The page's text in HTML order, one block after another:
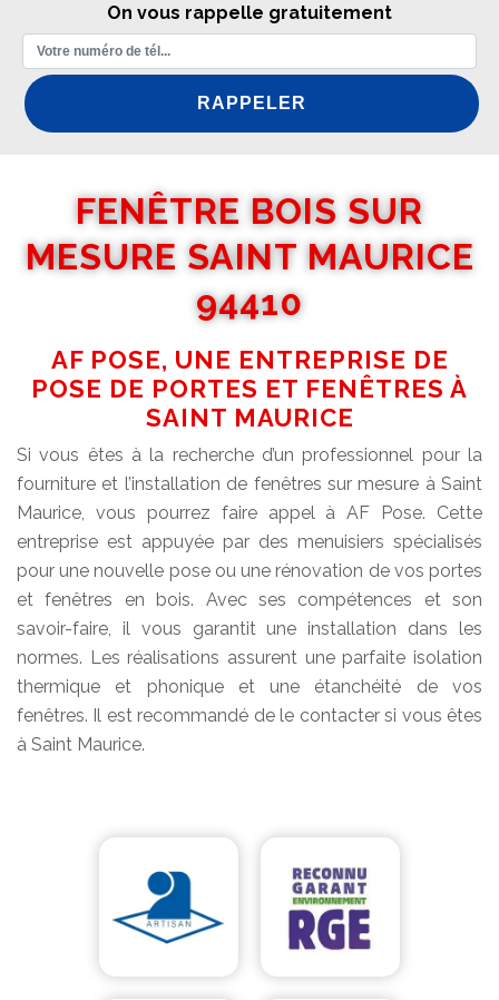
On vous rappelle gratuitement
FENÊTRE BOIS SUR
MESURE SAINT MAURICE
94410
AF POSE, UNE ENTREPRISE DE
POSE DE PORTES ET FENÊTRES À
SAINT MAURICE
Si vous êtes à la recherche d’un professionnel pour la
fourniture et l’installation de fenêtres sur mesure à Saint
Maurice, vous pourrez faire appel à AF Pose. Cette
entreprise est appuyée par des menuisiers spécialisés
pour une nouvelle pose ou une rénovation de vos portes
et fenêtres en bois. Avec ses compétences et son
savoir-faire, il vous garantit une installation dans les
normes. Les réalisations assurent une parfaite isolation
thermique et phonique et une étanchéité de vos
fenêtres. Il est recommandé de le contacter si vous êtes
à Saint Maurice.